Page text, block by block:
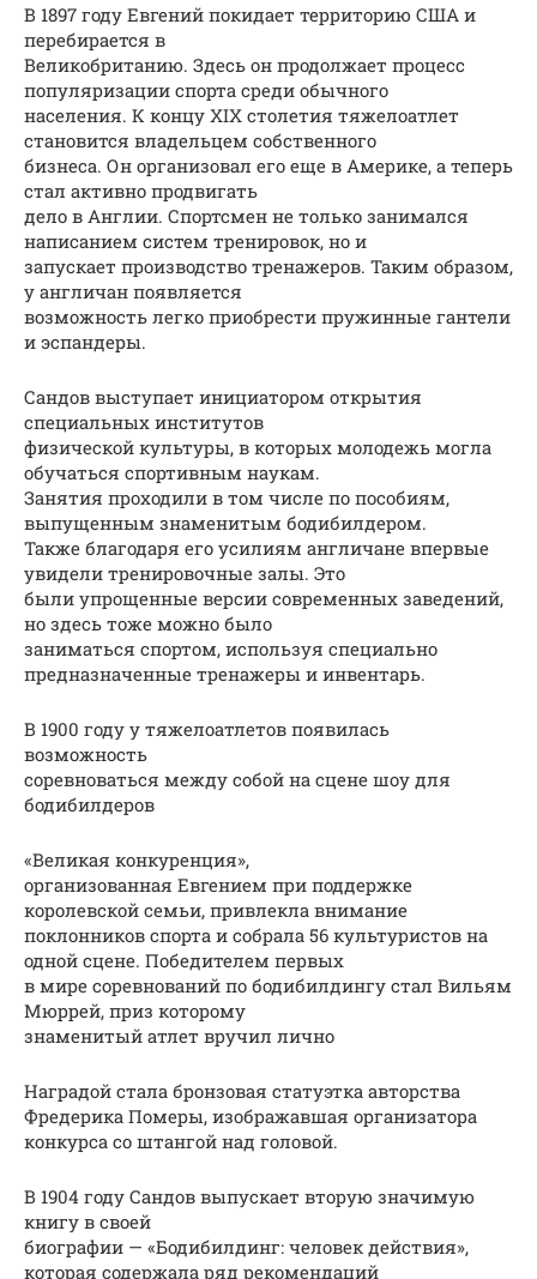
В 1897 году Евгений покидает территорию США и
перебирается в
Великобританию. Здесь он продолжает процесс
популяризации спорта среди обычного
населения. К концу XIX столетия тяжелоатлет
становится владельцем собственного
бизнеса. Он организовал его еще в Америке, а теперь
стал активно продвигать
дело в Англии. Спортсмен не только занимался
написанием систем тренировок, но и
запускает производство тренажеров. Таким образом,
у англичан появляется
возможность легко приобрести пружинные гантели
и эспандеры.
Сандов выступает инициатором открытия
специальных институтов
физической культуры, в которых молодежь могла
обучаться спортивным наукам.
Занятия проходили в том числе по пособиям,
выпущенным знаменитым бодибилдером.
Также благодаря его усилиям англичане впервые
увидели тренировочные залы. Это
были упрощенные версии современных заведений,
но здесь тоже можно было
заниматься спортом, используя специально
предназначенные тренажеры и инвентарь.
В 1900 году у тяжелоатлетов появилась
возможность
соревноваться между собой на сцене шоу для
бодибилдеров
«Великая конкуренция»,
организованная Евгением при поддержке
королевской семьи, привлекла внимание
поклонников спорта и собрала 56 культуристов на
одной сцене. Победителем первых
в мире соревнований по бодибилдингу стал Вильям
Мюррей, приз которому
знаменитый атлет вручил лично
Наградой стала бронзовая статуэтка авторства
Фредерика Померы, изображавшая организатора
конкурса со штангой над головой.
В 1904 году Сандов выпускает вторую значимую
книгу в своей
биографии — «Бодибилдинг: человек действия»,
которая содержала ряд рекомендаций